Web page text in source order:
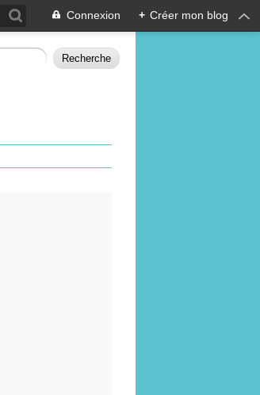
Connexion + Créer mon blog